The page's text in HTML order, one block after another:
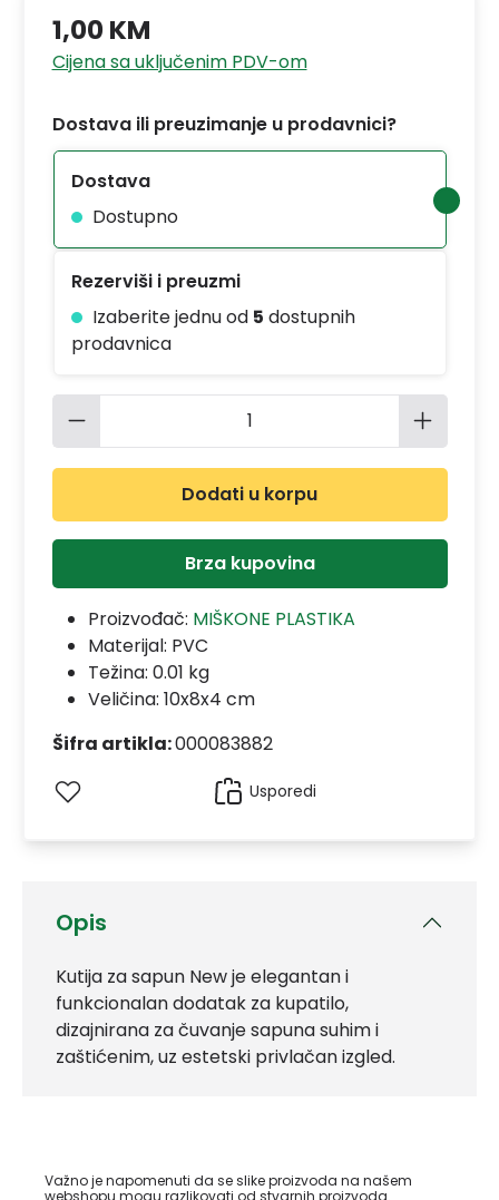
Opis
Kutija za sapun New je elegantan i
funkcionalan dodatak za kupatilo,
dizajnirana za čuvanje sapuna suhim i
zaštićenim, uz estetski privlačan izgled.
Važno je napomenuti da se slike proizvoda na našem
webshopu mogu razlikovati od stvarnih proizvoda.
1,00 KM
Cijena sa uključenim PDV-om
Dostava ili preuzimanje u prodavnici?
Dostava
Dostupno
Rezerviši i preuzmi
Izaberite jednu od 5 dostupnih
prodavnica
Količina proizvoda: Unesite
Dodati u korpu
Brza kupovina
Proizvođač: MIŠKONE PLASTIKA
Materijal: PVC
Težina: 0.01 kg
Veličina: 10x8x4 cm
Šifra artikla:000083882
Usporedi